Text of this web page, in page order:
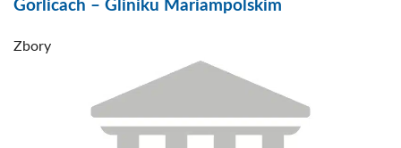
Gorlicach – Gliniku Mariampolskim
Zbory